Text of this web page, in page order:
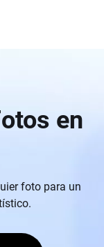
en
foto para un